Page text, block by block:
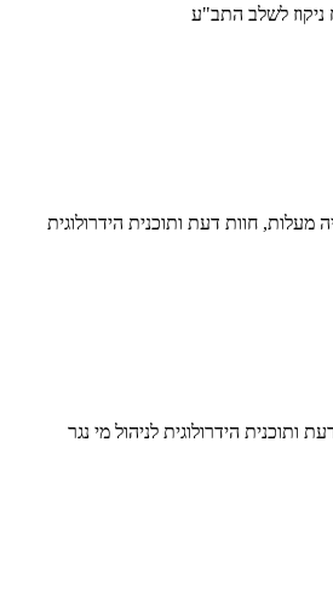
ניקוז לשלב התב"ע
מעלות, חוות דעת ותוכנית הידרולוגית
הידרולוגית לניהול מי נגר